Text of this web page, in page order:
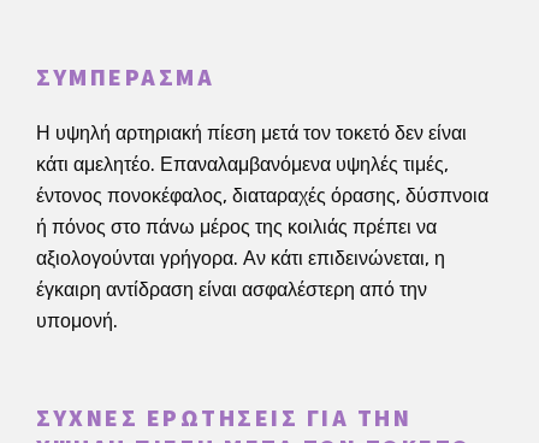
ΣΥΜΠΈΡΑΣΜΑ
Η υψηλή αρτηριακή πίεση μετά τον τοκετό δεν είναι
κάτι αμελητέο. Επαναλαμβανόμενα υψηλές τιμές,
έντονος πονοκέφαλος, διαταραχές όρασης, δύσπνοια
ή πόνος στο πάνω μέρος της κοιλιάς πρέπει να
αξιολογούνται γρήγορα. Αν κάτι επιδεινώνεται, η
έγκαιρη αντίδραση είναι ασφαλέστερη από την
υπομονή.
ΣΥΧΝΈΣ ΕΡΩΤΉΣΕΙΣ ΓΙΑ ΤΗΝ